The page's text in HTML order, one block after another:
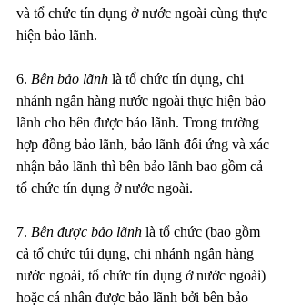
và tổ chức tín dụng ở nước ngoài cùng thực
hiện bảo lãnh.
6. Bên bảo lãnh là tổ chức tín dụng, chi
nhánh ngân hàng nước ngoài thực hiện bảo
lãnh cho bên được bảo lãnh. Trong trường
hợp đồng bảo lãnh, bảo lãnh đối ứng và xác
nhận bảo lãnh thì bên bảo lãnh bao gồm cả
tổ chức tín dụng ở nước ngoài.
7. Bên được bảo lãnh là tổ chức (bao gồm
cả tổ chức túi dụng, chi nhánh ngân hàng
nước ngoài, tổ chức tín dụng ở nước ngoài)
hoặc cá nhân được bảo lãnh bởi bên bảo